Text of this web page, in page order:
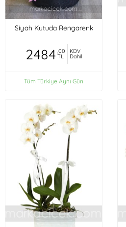
Siyah Kutuda Rengarenk
2484 ,00
TL
KDV
Dahil
Tüm Türkiye Aynı Gün